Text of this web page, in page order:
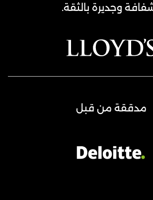
Broker
وجديرة بالثقة.
مدققة من قبل